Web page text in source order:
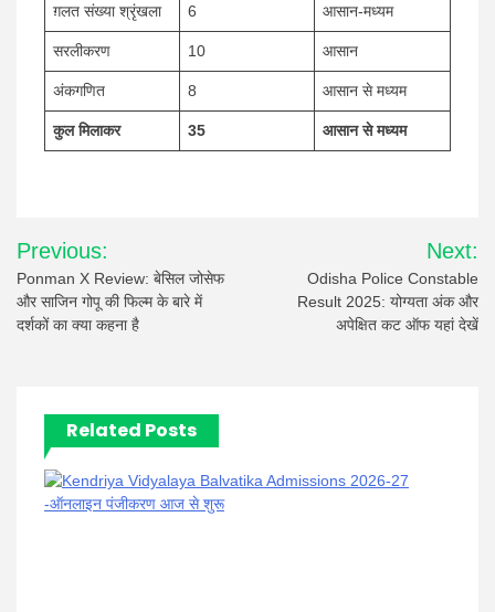
ग़लत संख्या श्रृंखला 6 आसान-मध्यम
सरलीकरण 10 आसान
अंकगणित 8 आसान से मध्यम
कुल मिलाकर 35 आसान से मध्यम
Post
navigation
Previous:
Ponman X Review: बेसिल जोसेफ
और साजिन गोपू की फिल्म के बारे में
दर्शकों का क्या कहना है
Next:
Odisha Police Constable
Result 2025: योग्यता अंक और
अपेक्षित कट ऑफ यहां देखें
Related Posts